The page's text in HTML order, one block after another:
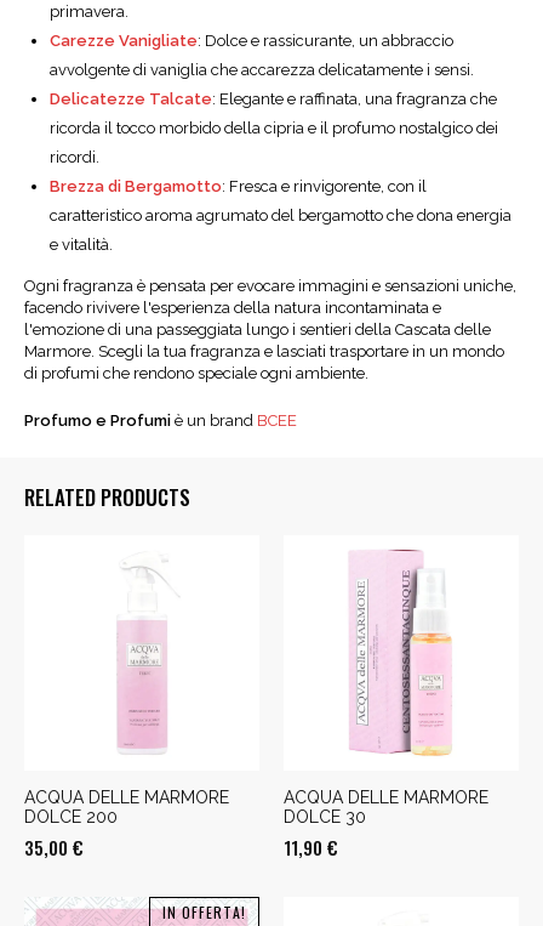
primavera.
Carezze Vanigliate: Dolce e rassicurante, un abbraccio
avvolgente di vaniglia che accarezza delicatamente i sensi.
Delicatezze Talcate: Elegante e raffinata, una fragranza che
ricorda il tocco morbido della cipria e il profumo nostalgico dei
ricordi.
Brezza di Bergamotto: Fresca e rinvigorente, con il
caratteristico aroma agrumato del bergamotto che dona energia
e vitalità.
Ogni fragranza è pensata per evocare immagini e sensazioni uniche,
facendo rivivere l'esperienza della natura incontaminata e
l'emozione di una passeggiata lungo i sentieri della Cascata delle
Marmore. Scegli la tua fragranza e lasciati trasportare in un mondo
di profumi che rendono speciale ogni ambiente.
Profumo e Profumi è un brand BCEE
RELATED PRODUCTS
ACQUA DELLE MARMORE
DOLCE 200
35,00 €
ACQUA DELLE MARMORE
DOLCE 30
11,90 €
IN OFFERTA!